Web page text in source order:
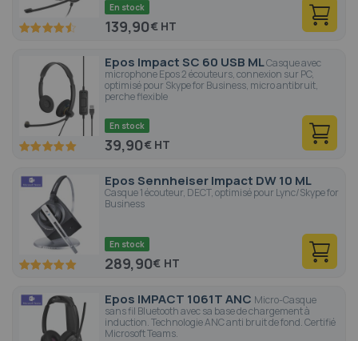
90 100
En stock
139,90€
Epos Impact SC 60 USB MLCasque avec
microphone Epos 2 écouteurs, connexion sur PC,
optimisé pour Skype for Business, micro antibruit,
perche flexible
100 100
En stock
39,90€
Epos Sennheiser Impact DW 10 ML
Casque 1 écouteur, DECT, optimisé pour Lync/Skype for
Business
100 100
En stock
289,90€
Epos IMPACT 1061T ANC Micro-Casque
sans fil Bluetooth avec sa base de chargement à
induction. Technologie ANC anti bruit de fond. Certifié
Microsoft Teams.